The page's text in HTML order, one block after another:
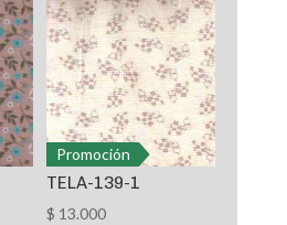
Promoción
TELA-139-1
$ 13.000